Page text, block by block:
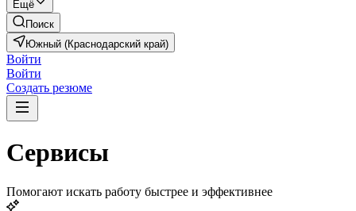
Ещё
Поиск
Южный (Краснодарский край)
Войти
Войти
Создать резюме
Сервисы
Помогают искать работу быстрее и эффективнее